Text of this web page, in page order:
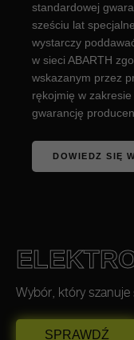
standardowej
sześciu lat
wystarczy
w sieci ABARTH
wskazanym przez
rękojmię w
gwarancję
DOWIEDZ SIĘ
Wybór, który szanuje
SPRAWDŹ